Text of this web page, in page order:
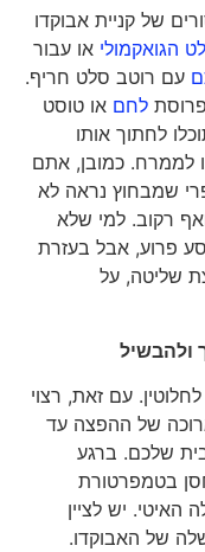
של קניית אבוקדו
או עבור
רוטב סלט חריף.
לחםאו טוסט
לחתוך אותו
כמובן, אתם
שמבחוץ נראה לא
רקוב. למי שלא
פרוע, אבל בעזרת
על
עם זאת, רצוי
של ההפצה עד
שלכם. ברגע
בטמפרטורת
יש לציין
של האבוקדו.